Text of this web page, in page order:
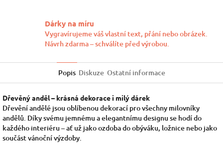
Dárky na míru
Vygravírujeme váš vlastní text, přání nebo obrázek.
Návrh zdarma – schválíte před výrobou.
Popis Diskuze Ostatní informace
Dřevěný anděl – krásná dekorace i milý dárek
Dřevění andělé jsou oblíbenou dekorací pro všechny milovníky
andělů. Díky svému jemnému a elegantnímu designu se hodí do
každého interiéru – ať už jako ozdoba do obýváku, ložnice nebo jako
součást vánoční výzdoby.